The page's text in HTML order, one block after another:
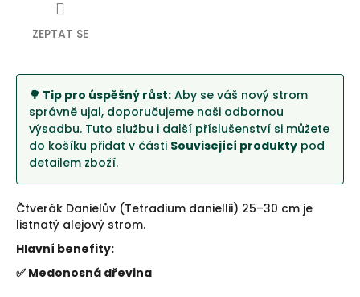
🌳 Tip pro úspěšný růst: Aby se váš nový strom
správně ujal, doporučujeme naši odbornou
výsadbu. Tuto službu i další příslušenství si můžete
do košíku přidat v části Související produkty pod
detailem zboží.
Čtverák Danielův (Tetradium daniellii) 25–30 cm je
listnatý alejový strom.
Hlavní benefity:
✅ Medonosná dřevina
ZEPTAT SE